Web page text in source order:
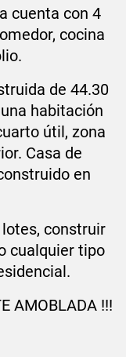
cuenta con 4
cocina
de 44.30
habitación
útil, zona
Casa de
en
construir
cualquier tipo
AMOBLADA !!!